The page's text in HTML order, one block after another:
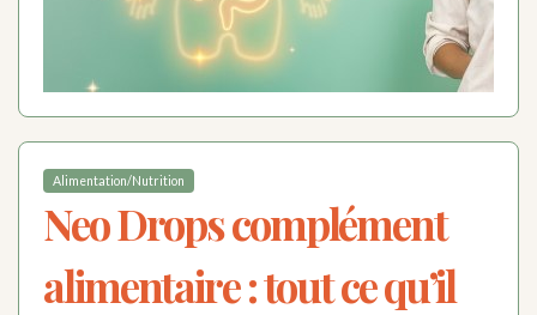
Alimentation/Nutrition
Neo Drops complément
alimentaire : tout ce qu’il